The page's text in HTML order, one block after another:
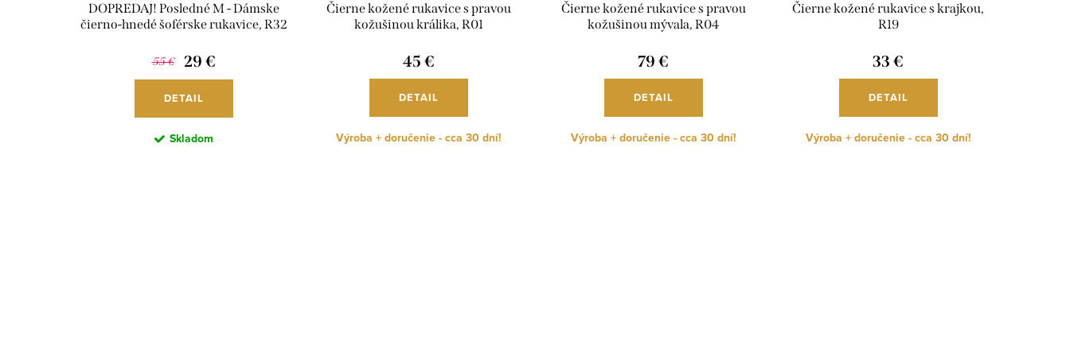
DOPREDAJ! Posledné M - Dámske
čierno-hnedé šoférske rukavice, R32
55 € 29 €
DETAIL
Skladom
Čierne kožené rukavice s pravou
kožušinou králika, R01
45 €
DETAIL
Výroba + doručenie - cca 30 dní!
Čierne kožené rukavice s pravou
kožušinou mývala, R04
79 €
DETAIL
Výroba + doručenie - cca 30 dní!
Čierne kožené rukavice s krajkou,
R19
33 €
DETAIL
Výroba + doručenie - cca 30 dní!